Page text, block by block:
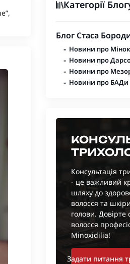
Категорії
Блог Стаса
- Новини про
- Новини про
- Новини про
- Новини про БАДи
Консультація
- це важливий
шляху до
волосся та шкіри
голови. Довірте
волосся
Minoxidilia!
Задати питання